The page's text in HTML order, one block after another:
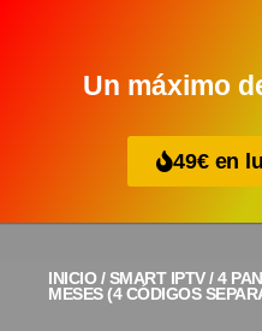
Un máximo
49€ en
INICIO/ SMART IPTV/ 4
MESES (4 CÓDIGOS